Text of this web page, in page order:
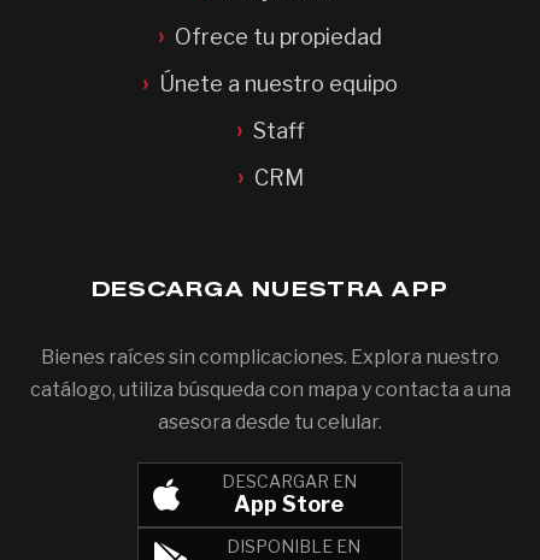
Ofrece tu propiedad
Únete a nuestro equipo
Staff
CRM
DESCARGA NUESTRA APP
Bienes raíces sin complicaciones. Explora nuestro
catálogo, utiliza búsqueda con mapa y contacta a una
asesora desde tu celular.
DESCARGAR EN
App Store
DISPONIBLE EN